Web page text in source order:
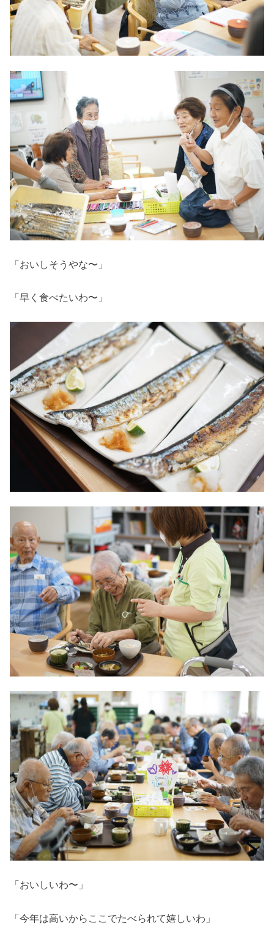
「おいしそうやな〜」
「早く食べたいわ〜」
「おいしいわ〜」
「今年は高いからここでたべられて嬉しいわ」